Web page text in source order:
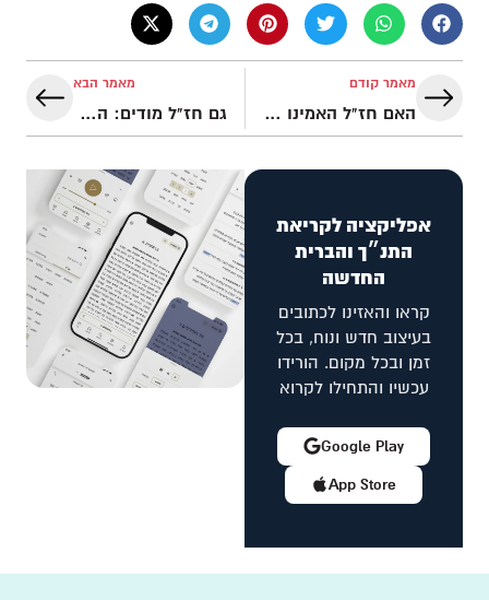
מאמר קודם
האם חז"ל האמינו בלידה על־טבעית של המשיח? | המשיח בתלמוד – פרק 5
מאמר הבא
גם חז"ל מודים: המשיח הוא בן אלוהים! | המשיח בתלמוד – פרק 7
אפליקציה לקריאת
התנ״ך והברית
החדשה
קראו והאזינו לכתובים
בעיצוב חדש ונוח, בכל
זמן ובכל מקום. הורידו
עכשיו והתחילו לקרוא
App Store
Google Play